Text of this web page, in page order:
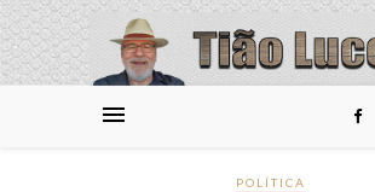
POLÍTICA